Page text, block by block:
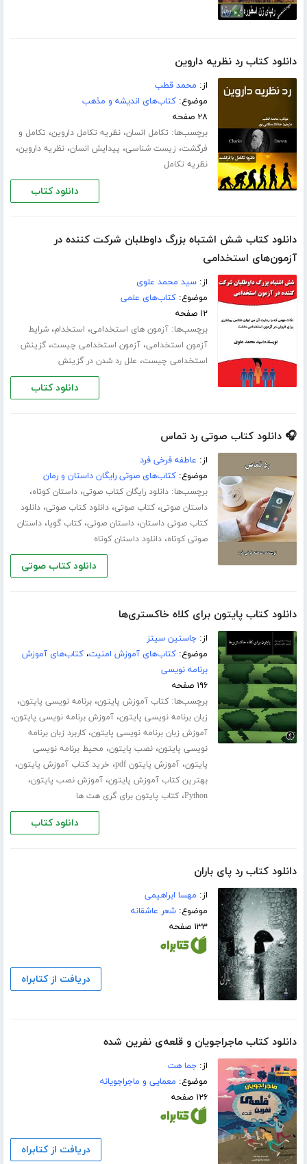
دانلود کتاب رد نظریه داروین
از: م‍ح‍م‍د ق‍طب‌
موضوع:کتاب‌های اندیشه و مذهب
۲۸ صفحه
برچسب‌ها: تکامل انسان،نظریه تکامل داروین، تکامل و
فرگشت، زیست شناسی، پیدایش انسان،نظریه داروین،
نظریه تکامل
دانلود کتاب
دانلود کتاب شش اشتباه بزرگ داوطلبان شرکت کننده در
آزمون‌های استخدامی
از:سید محمد علوی
موضوع:کتاب‌های علمی
۱۲ صفحه
برچسب‌ها:آزمون های استخدامی، استخدام،شرایط
آزمون استخدامی،آزمون استخدامی چیست،گزینش
استخدامی چیست، علل رد شدن در گزینش
دانلود کتاب
🎧 دانلود کتاب صوتی رد تماس
از: عاطفه فرخی فرد
موضوع:کتاب‌های صوتی رایگان داستان و رمان
برچسب‌ها:دانلود رایگان کتاب صوتی،داستان کوتاه،
داستان صوتی،کتاب صوتی،دانلود کتاب صوتی،دانلود
کتاب صوتی داستان،داستان صوتی،کتاب گویا،داستان
صوتی کوتاه،دانلود داستان کوتاه
دانلود کتاب صوتی
دانلود کتاب پایتون برای کلاه خاکستری‌ها
از:جاستین سیتز
موضوع:کتاب‌های آموزش امنیت،کتاب‌های آموزش
برنامه نویسی
۱۹۶ صفحه
برچسب‌ها:کتاب آموزش پایتون،برنامه نویسی پایتون،
زبان برنامه نویسی پایتون،آموزش برنامه نویسی پایتون،
آموزش زبان برنامه نویسی پایتون،کاربرد زبان برنامه
نویسی پایتون،نصب پایتون، محیط برنامه نویسی
پایتون،آموزش پایتون pdf ، خرید کتاب آموزش پایتون،
بهترین کتاب آموزش پایتون،آموزش نصب پایتون،
Python،کتاب پایتون برای گری هت ها
دانلود کتاب
دانلود کتاب رد پای باران
از: مهسا ابراهیمی
موضوع:شعر عاشقانه
۱۳۳ صفحه
دریافت از کتابراه
دانلود کتاب ماجراجویان و قلعه‌ی نفرین شده
از:جما هت
موضوع: معمایی و ماجراجویانه
۱۲۶ صفحه
دریافت از کتابراه